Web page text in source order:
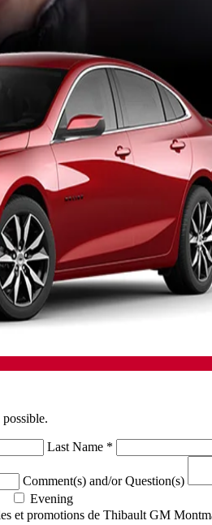
Last Name *
Comment(s) and/or Question(s)
Evening
et promotions de Thibault GM